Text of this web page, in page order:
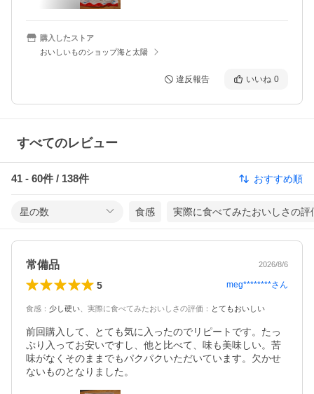
購入したストア
おいしいものショップ海と太陽
違反報告 いいね 0
すべてのレビュー
41 - 60件 / 138件 おすすめ順
星の数 食感 実際に食べてみたおいしさの評
常備品 2026/8/6
5 meg********さん
食感 ： 少し硬い 実際に食べてみたおいしさの評価 ： とてもおいしい
前回購入して、とても気に入ったのでリピートです。たっ
ぷり入ってお安いですし、他と比べて、味も美味しい。苦
味がなくそのままでもパクパクいただいています。欠かせ
ないものとなりました。